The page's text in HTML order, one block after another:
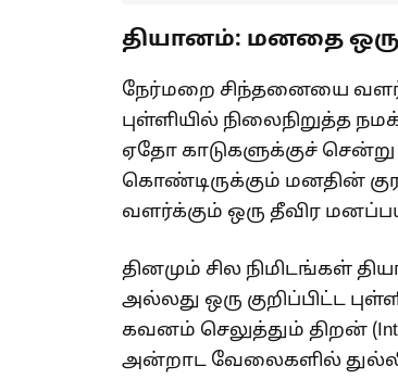
தியானம்: மனதை
நேர்மறை சிந்தனையை
புள்ளியில் நிலைநிறுத்த
ஏதோ காடுகளுக்குச்
கொண்டிருக்கும் மனதின்
வளர்க்கும் ஒரு தீவிர
தினமும் சில நிமிடங்கள்
அல்லது ஒரு குறிப்பிட்ட
கவனம் செலுத்தும் திறன்
அன்றாட வேலைகளில்